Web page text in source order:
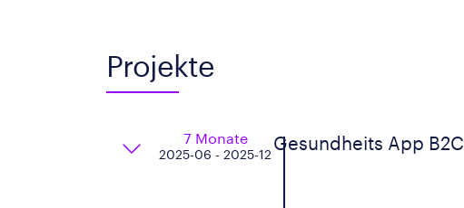
Projekte
7 Monate
2025-06 - 2025-12
Gesundheits App B2C